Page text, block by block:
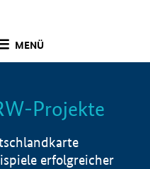
MENÜ
Info
Projekte
erfolgreicher